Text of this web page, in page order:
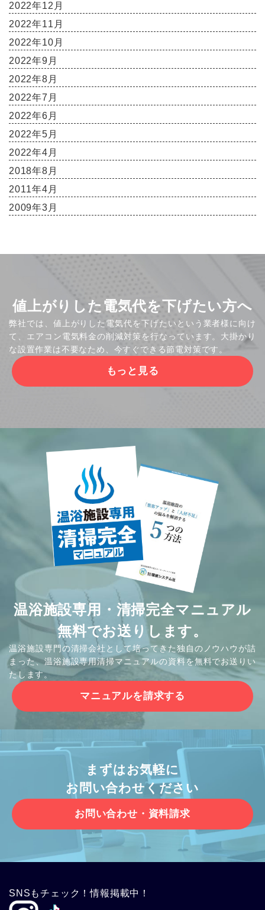
2022年12月
2022年11月
2022年10月
2022年9月
2022年8月
2022年7月
2022年6月
2022年5月
2022年4月
2018年8月
2011年4月
2009年3月
値上がりした電気代を下げたい方へ
弊社では、値上がりした電気代を下げたいという業者様に向け
て、エアコン電気料金の削減対策を行なっています。大掛かり
な設置作業は不要なため、今すぐできる節電対策です。
もっと見る
温浴施設専用・清掃完全マニュアル
無料でお送りします。
温浴施設専門の清掃会社として培ってきた独自のノウハウが詰
まった、温浴施設専用清掃マニュアルの資料を無料でお送りい
たします。
マニュアルを請求する
まずはお気軽に
お問い合わせください
お問い合わせ・資料請求
SNSもチェック！情報掲載中！